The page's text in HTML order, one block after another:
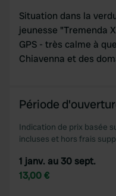
Situation dans la
jeunesse "Tremenda
GPS - très calme à
Chiavenna et des
Période
Indication de prix basée
incluses et hors frais
1 janv. au 30 sept.
13,00 €